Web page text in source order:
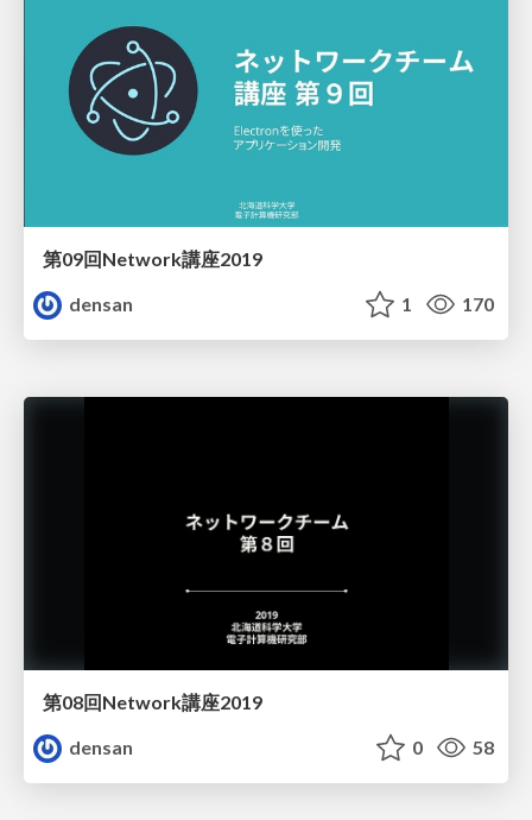
第09回Network講座2019
densan
1 170
第08回Network講座2019
densan
0 58